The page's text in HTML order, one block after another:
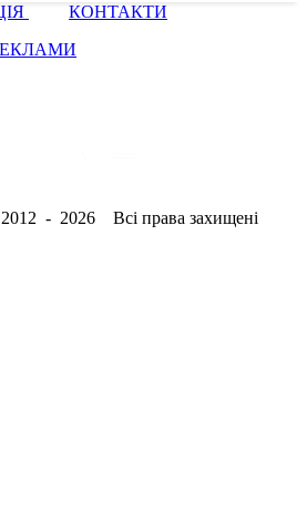
КОНТАКТИ
- 2026 Всі права захищені